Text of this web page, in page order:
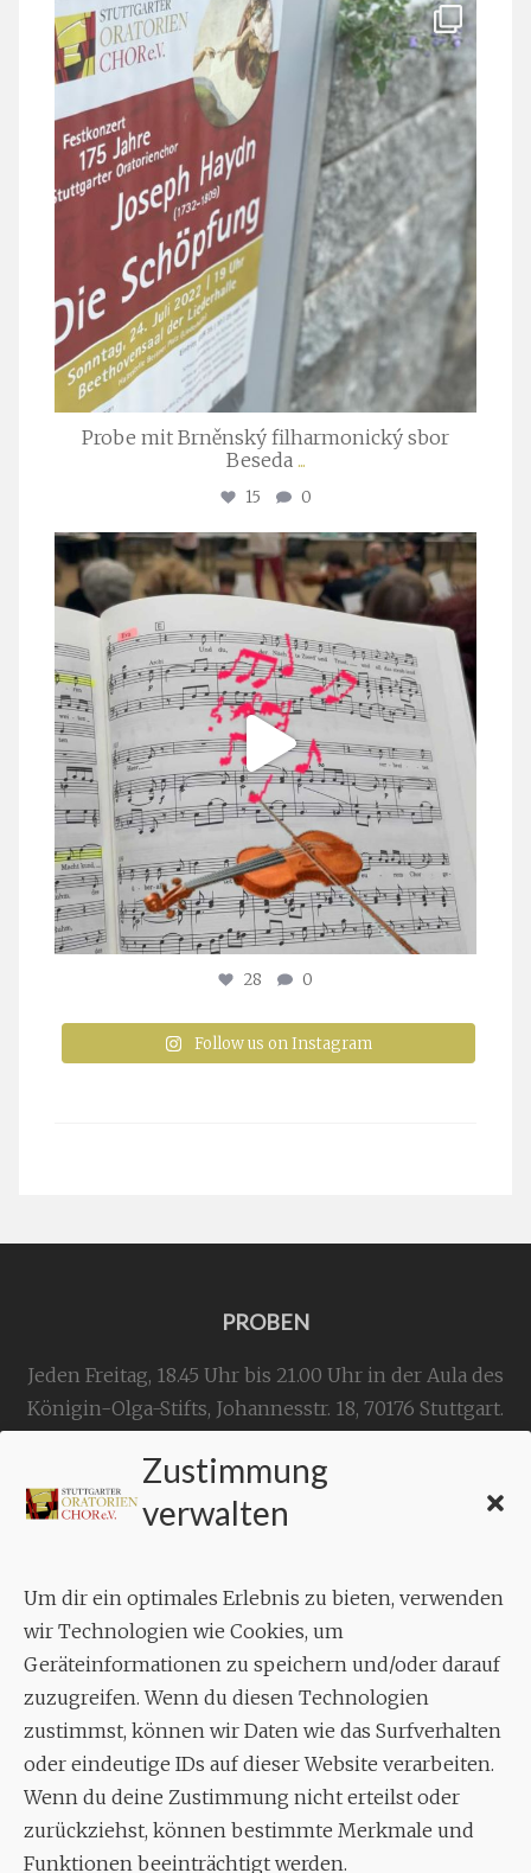
Zustimmung
verwalten
Um dir ein optimales Erlebnis zu bieten, verwenden
wir Technologien wie Cookies, um
Geräteinformationen zu speichern und/oder darauf
zuzugreifen. Wenn du diesen Technologien
zustimmst, können wir Daten wie das Surfverhalten
oder eindeutige IDs auf dieser Website verarbeiten.
Wenn du deine Zustimmung nicht erteilst oder
zurückziehst, können bestimmte Merkmale und
Funktionen beeinträchtigt werden.
stuttgarter_oratorienchor
Juli 23
Probe mit Brněnský filharmonický sbor
Beseda ...
15 0
stuttgarter_oratorienchor
Juli 23
28 0
Follow us on Instagram
PROBEN
Jeden Freitag, 18.45 Uhr bis 21.00 Uhr in der Aula des
Königin-Olga-Stifts, Johannesstr. 18, 70176 Stuttgart.
KONTAKT
Geschäftsstelle:
Aixheimer Str. 18
70619 Stuttgart
MUSIK
Musikalischer Leiter:
Enrico Trummer
Tel.+49 (0)177 / 34 23 57 1